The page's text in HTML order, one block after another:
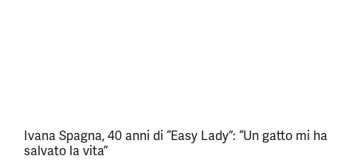
Ivana Spagna, 40 anni di “Easy Lady”: “Un gatto mi ha
salvato la vita”